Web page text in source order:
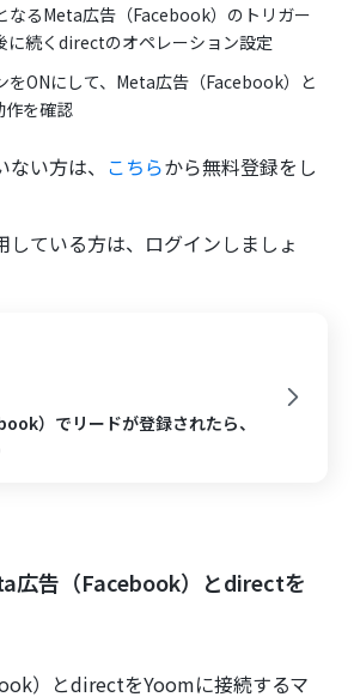
なるMeta広告（Facebook）のトリガー
に続くdirectのオペレーション設定
をONにして、Meta広告（Facebook）と
を確認
い方は、 こちらから無料登録をし
している方は、ログインしましょ
）でリードが登録されたら、
広告（Facebook）とdirectを
）とdirectをYoomに接続するマ